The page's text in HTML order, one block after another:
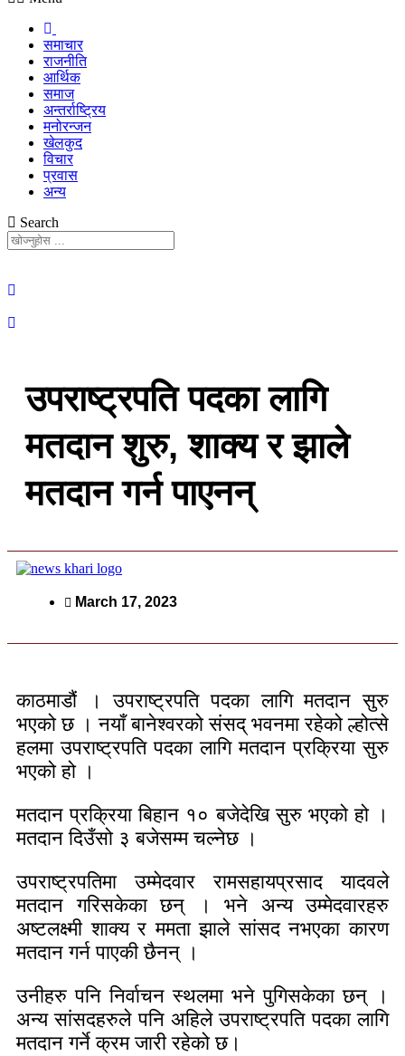
समाचार
राजनीति
आर्थिक
समाज
अन्तर्राष्ट्रिय
मनोरन्जन
खेलकुद
विचार
प्रवास
अन्य
Search
उपराष्ट्रपति पदका लागि
मतदान शुरु, शाक्य र झाले
मतदान गर्न पाएनन्
March 17, 2023
काठमाडौं । उपराष्ट्रपति पदका लागि मतदान सुरु
भएको छ । नयाँ बानेश्वरको संसद् भवनमा रहेको ल्होत्से
हलमा उपराष्ट्रपति पदका लागि मतदान प्रक्रिया सुरु
भएको हो ।
मतदान प्रक्रिया बिहान १० बजेदेखि सुरु भएको हो ।
मतदान दिउँसो ३ बजेसम्म चल्नेछ ।
उपराष्ट्रपतिमा उम्मेदवार रामसहायप्रसाद यादवले
मतदान गरिसकेका छन् । भने अन्य उम्मेदवारहरु
अष्टलक्ष्मी शाक्य र ममता झाले सांसद नभएका कारण
मतदान गर्न पाएकी छैनन् ।
उनीहरु पनि निर्वाचन स्थलमा भने पुगिसकेका छन् ।
अन्य सांसदहरुले पनि अहिले उपराष्ट्रपति पदका लागि
मतदान गर्ने क्रम जारी रहेको छ।